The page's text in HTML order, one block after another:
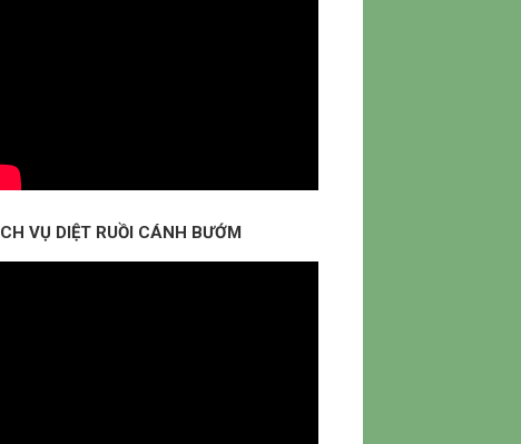
VỤ DIỆT RUỒI CÁNH BƯỚM